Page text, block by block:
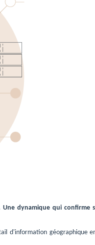
dynamique qui
d'information géographique